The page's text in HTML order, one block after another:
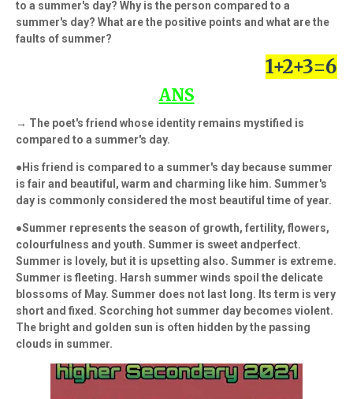
to a summer's day? Why is the person compared to a
summer's day? What are the positive points and what are the
faults of summer?
1+2+3=6
ANS
→ The poet's friend whose identity remains mystified is
compared to a summer's day.
●His friend is compared to a summer's day because summer
is fair and beautiful, warm and charming like him. Summer's
day is commonly considered the most beautiful time of year.
●Summer represents the season of growth, fertility, flowers,
colourfulness and youth. Summer is sweet andperfect.
Summer is lovely, but it is upsetting also. Summer is extreme.
Summer is fleeting. Harsh summer winds spoil the delicate
blossoms of May. Summer does not last long. Its term is very
short and fixed. Scorching hot summer day becomes violent.
The bright and golden sun is often hidden by the passing
clouds in summer.